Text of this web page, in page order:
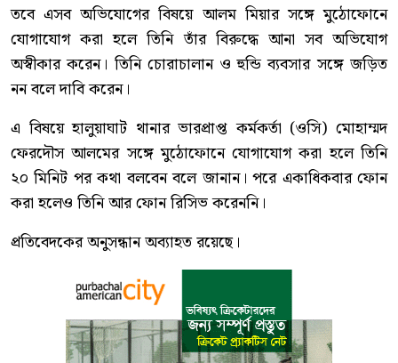
তবে এসব অভিযোগের বিষয়ে আলম মিয়ার সঙ্গে মুঠোফোনে
যোগাযোগ করা হলে তিনি তাঁর বিরুদ্ধে আনা সব অভিযোগ
অস্বীকার করেন। তিনি চোরাচালান ও হুন্ডি ব্যবসার সঙ্গে জড়িত
নন বলে দাবি করেন।
এ বিষয়ে হালুয়াঘাট থানার ভারপ্রাপ্ত কর্মকর্তা (ওসি) মোহাম্মদ
ফেরদৌস আলমের সঙ্গে মুঠোফোনে যোগাযোগ করা হলে তিনি
২০ মিনিট পর কথা বলবেন বলে জানান। পরে একাধিকবার ফোন
করা হলেও তিনি আর ফোন রিসিভ করেননি।
প্রতিবেদকের অনুসন্ধান অব্যাহত রয়েছে।